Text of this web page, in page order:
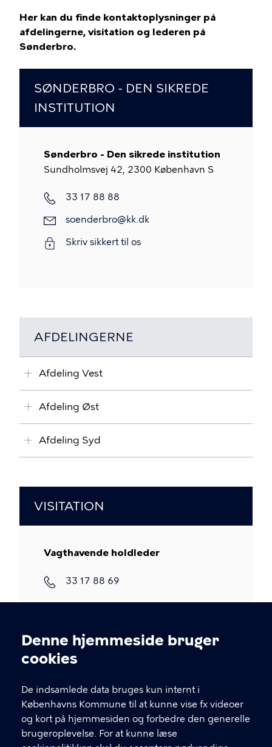
Cookieindstillinger
Denne hjemmeside bruger
cookies
De indsamlede data bruges kun internt i
Københavns Kommune til at kunne vise fx videoer
og kort på hjemmesiden og forbedre den generelle
brugeroplevelse. For at kunne læse
Her kan du finde kontaktoplysninger på
afdelingerne, visitation og lederen på
Sønderbro.
SØNDERBRO - DEN SIKREDE
INSTITUTION
Sønderbro - Den sikrede institution
Sundholmsvej 42, 2300 København S
33 17 88 88
soenderbro@kk.dk
Skriv sikkert til os
AFDELINGERNE
Afdeling Vest
Afdeling Øst
Afdeling Syd
VISITATION
Vagthavende holdleder
33 17 88 69
Hamid Vazin